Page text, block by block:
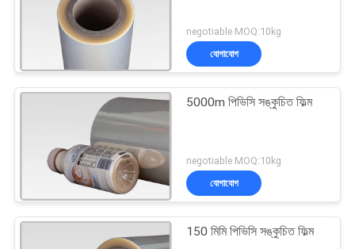
negotiable MOQ:10kg
যোগাযোগ
5000m পিভিসি সঙ্কুচিত ফিল্ম
negotiable MOQ:10kg
যোগাযোগ
150 মিমি পিভিসি সঙ্কুচিত ফিল্ম